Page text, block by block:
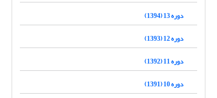
دوره 13 (1394)
دوره 12 (1393)
دوره 11 (1392)
دوره 10 (1391)